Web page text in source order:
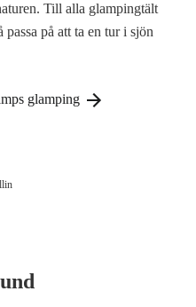
Till alla glampingtält
passa på att ta en tur i sjön
glamping